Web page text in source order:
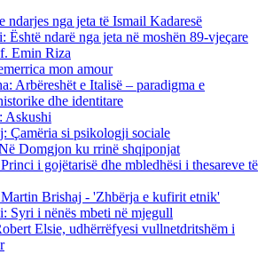
ndarjes nga jeta të Ismail Kadaresë
Është ndarë nga jeta në moshën 89-vjeçare
Emin Riza
mon amour
Arbëreshët e Italisë – paradigma e
dhe identitare
Askushi
Çamëria si psikologji sociale
Domgjon ku rrinë shqiponjat
i gojëtarisë dhe mbledhësi i thesareve të
Brishaj - 'Zhbërja e kufirit etnik'
Syri i nënës mbeti në mjegull
Elsie, udhërrëfyesi vullnetdritshëm i